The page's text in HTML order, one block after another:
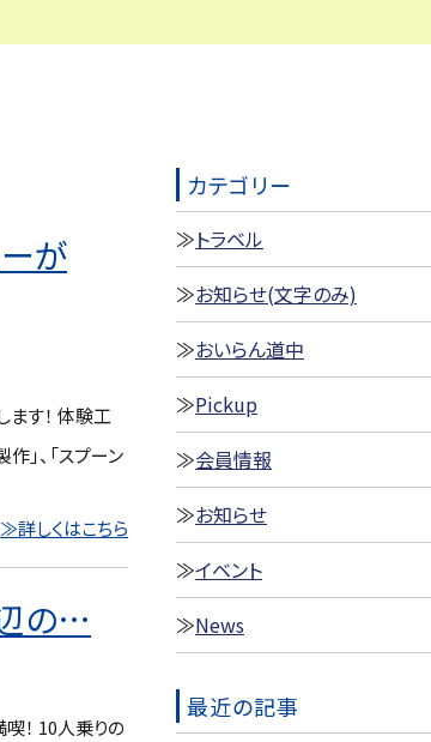
が
ます！ 体験工
」、「スプーン
≫詳しくはこちら
の…
！ 10人乗りの
カテゴリー
トラベル
お知らせ(文字のみ)
おいらん道中
Pickup
会員情報
お知らせ
イベント
News
最近の記事